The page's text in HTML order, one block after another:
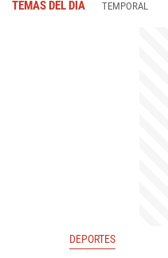
TEMAS DEL DÍA TEMPORAL
DEPORTES